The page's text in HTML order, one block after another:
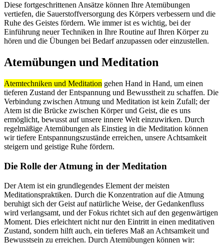
Diese fortgeschrittenen Ansätze können Ihre Atemübungen
vertiefen, die Sauerstoffversorgung des Körpers verbessern und die
Ruhe des Geistes fördern. Wie immer ist es wichtig, bei der
Einführung neuer Techniken in Ihre Routine auf Ihren Körper zu
hören und die Übungen bei Bedarf anzupassen oder einzustellen.
Atemübungen und Meditation
Atemtechniken und Meditation gehen Hand in Hand, um einen
tieferen Zustand der Entspannung und Bewusstheit zu schaffen. Die
Verbindung zwischen Atmung und Meditation ist kein Zufall; der
Atem ist die Brücke zwischen Körper und Geist, die es uns
ermöglicht, bewusst auf unsere innere Welt einzuwirken. Durch
regelmäßige Atemübungen als Einstieg in die Meditation können
wir tiefere Entspannungszustände erreichen, unsere Achtsamkeit
steigern und geistige Ruhe fördern.
Die Rolle der Atmung in der Meditation
Der Atem ist ein grundlegendes Element der meisten
Meditationspraktiken. Durch die Konzentration auf die Atmung
beruhigt sich der Geist auf natürliche Weise, der Gedankenfluss
wird verlangsamt, und der Fokus richtet sich auf den gegenwärtigen
Moment. Dies erleichtert nicht nur den Eintritt in einen meditativen
Zustand, sondern hilft auch, ein tieferes Maß an Achtsamkeit und
Bewusstsein zu erreichen. Durch Atemübungen können wir: